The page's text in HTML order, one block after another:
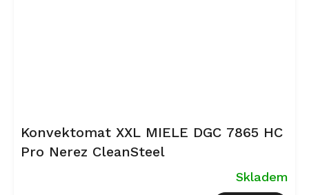
Konvektomat XXL MIELE DGC 7865 HC
Pro Nerez CleanSteel
Skladem